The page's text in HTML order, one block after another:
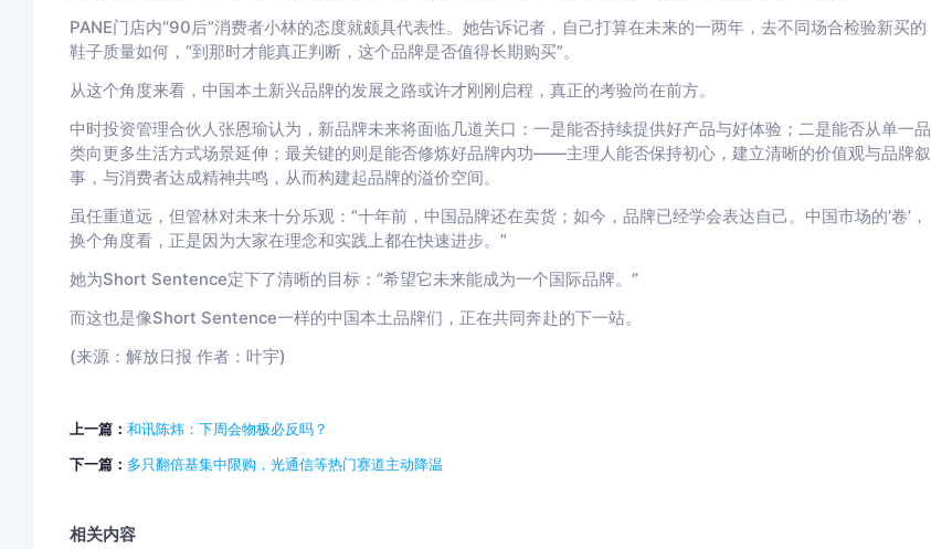
PANE门店内“90后”消费者小林的态度就颇具代表性。她告诉记者，自己打算在未来的一两年，去不同场合检验新买的
鞋子质量如何，“到那时才能真正判断，这个品牌是否值得长期购买”。
从这个角度来看，中国本土新兴品牌的发展之路或许才刚刚启程，真正的考验尚在前方。
中时投资管理合伙人张恩瑜认为，新品牌未来将面临几道关口：一是能否持续提供好产品与好体验；二是能否从单一品
类向更多生活方式场景延伸；最关键的则是能否修炼好品牌内功——主理人能否保持初心，建立清晰的价值观与品牌叙
事，与消费者达成精神共鸣，从而构建起品牌的溢价空间。
虽任重道远，但管林对未来十分乐观：“十年前，中国品牌还在卖货；如今，品牌已经学会表达自己。中国市场的‘卷’，
换个角度看，正是因为大家在理念和实践上都在快速进步。”
她为Short Sentence定下了清晰的目标：“希望它未来能成为一个国际品牌。”
而这也是像Short Sentence一样的中国本土品牌们，正在共同奔赴的下一站。
(来源：解放日报 作者：叶宇)
上一篇： 和讯陈炜：下周会物极必反吗？
下一篇： 多只翻倍基集中限购，光通信等热门赛道主动降温
相关内容